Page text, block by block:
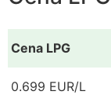
Cena LPG
0.699 EUR/L